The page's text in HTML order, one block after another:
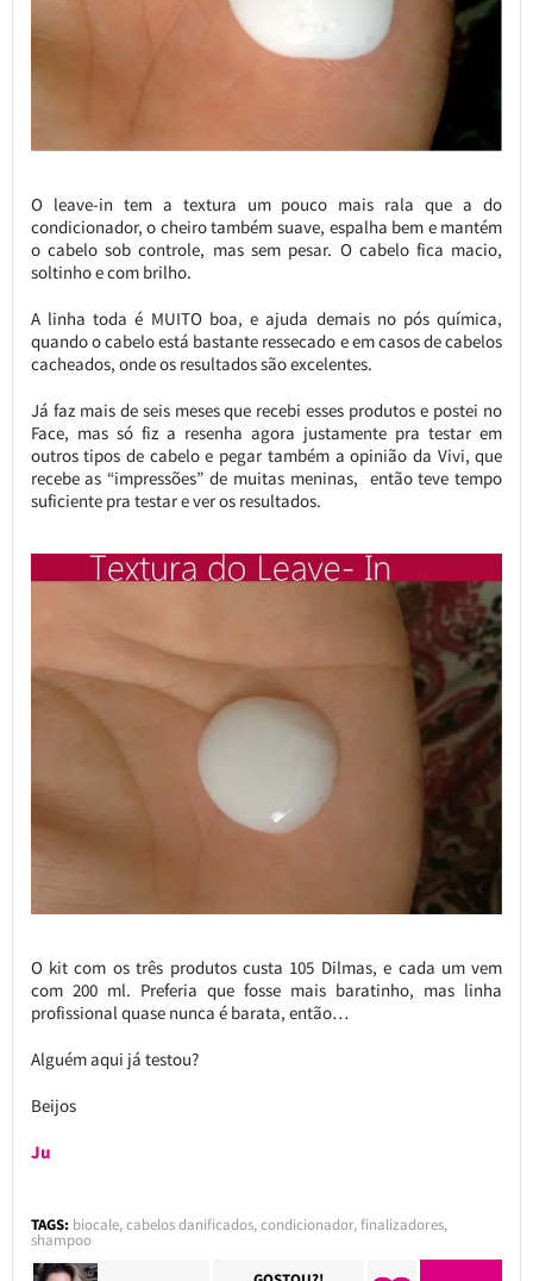
O leave-in tem a textura um pouco mais rala que a do
condicionador, o cheiro também suave, espalha bem e mantém
o cabelo sob controle, mas sem pesar. O cabelo fica macio,
soltinho e com brilho.
A linha toda é MUITO boa, e ajuda demais no pós química,
quando o cabelo está bastante ressecado e em casos de cabelos
cacheados, onde os resultados são excelentes.
Já faz mais de seis meses que recebi esses produtos e postei no
Face, mas só fiz a resenha agora justamente pra testar em
outros tipos de cabelo e pegar também a opinião da Vivi, que
recebe as “impressões” de muitas meninas, então teve tempo
suficiente pra testar e ver os resultados.
O kit com os três produtos custa 105 Dilmas, e cada um vem
com 200 ml. Preferia que fosse mais baratinho, mas linha
profissional quase nunca é barata, então…
Alguém aqui já testou?
Beijos
Ju
TAGS: biocale,cabelos danificados,condicionador,finalizadores,
shampoo